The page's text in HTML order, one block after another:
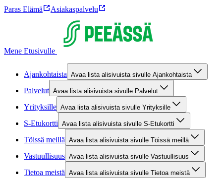
Paras Elämä Asiakaspalvelu
Mene Etusivulle
Ajankohtaista Avaa lista alisivuista sivulle Ajankohtaista
Palvelut Avaa lista alisivuista sivulle Palvelut
Yrityksille Avaa lista alisivuista sivulle Yrityksille
S-Etukortti Avaa lista alisivuista sivulle S-Etukortti
Töissä meillä Avaa lista alisivuista sivulle Töissä meillä
Vastuullisuus Avaa lista alisivuista sivulle Vastuullisuus
Tietoa meistä Avaa lista alisivuista sivulle Tietoa meistä